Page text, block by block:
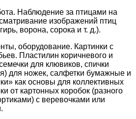
Наблюдение за птицами на
изображений птиц
ворона, сорока и т. д.).
оборудование. Картинки с
Пластилин коричневого и
для клювиков, спички
для ножек, салфетки бумажные и
как основы для коллективных
от картонных коробок (разного
с веревочками или